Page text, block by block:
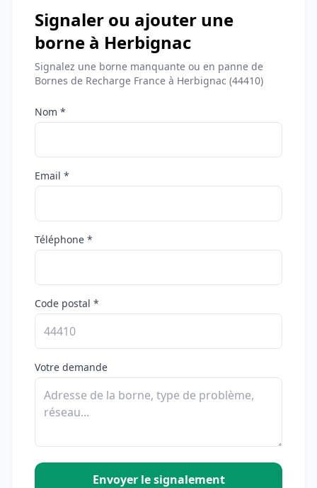
Signaler ou ajouter une
borne à Herbignac
Signalez une borne manquante ou en panne de
Bornes de Recharge France à Herbignac (44410)
Nom *
Email *
Téléphone *
Code postal *
Votre demande
Envoyer le signalement